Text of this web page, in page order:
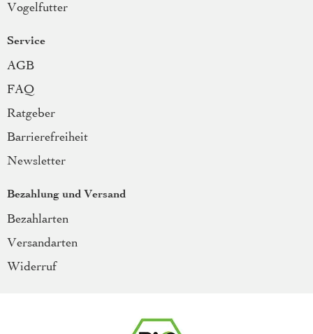
Vogelfutter
Service
AGB
FAQ
Ratgeber
Barrierefreiheit
Newsletter
Bezahlung und Versand
Bezahlarten
Versandarten
Widerruf